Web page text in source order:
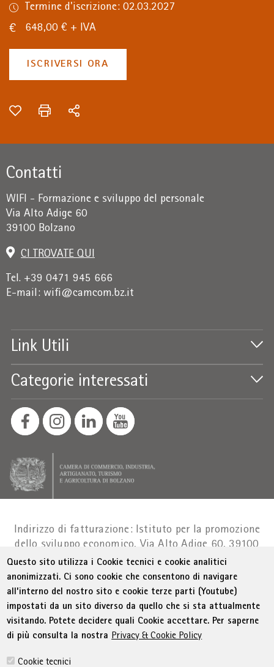
Termine d'iscrizione: 02.03.2027
648,00 € + IVA
ISCRIVERSI ORA
Contatti
WIFI - Formazione e sviluppo del personale
Via Alto Adige 60
39100 Bolzano
CI TROVATE QUI
Tel. +39 0471 945 666
E-mail: wifi@camcom.bz.it
Link Utili
Categorie interessati
Indirizzo di fatturazione: Istituto per la promozione
dello sviluppo economico, Via Alto Adige 60, 39100
BolzanoPart. IVA 01716880214|administration-
as@bz.legalmail.camcom.it
Menu Footer
© WIFI Colophon Privacy
Condizioni generali
Dichiarazione sull'accessibilità
Sitemap
Amministrazione trasparente
Cookie Policy
Questo sito utilizza i Cookie tecnici e cookie analitici
anonimizzati. Ci sono cookie che consentono di navigare
all’interno del nostro sito e cookie terze parti (Youtube)
impostati da un sito diverso da quello che si sta attualmente
visitando. Potete decidere quali Cookie accettare. Per saperne
di più consulta la nostra Privacy & Cookie Policy
Cookie tecnici